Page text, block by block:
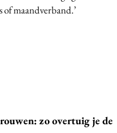
maandverband.’
zo overtuig je de